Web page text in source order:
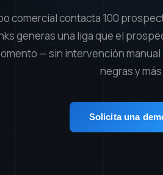
comercial contacta 100
generas una liga que el
— sin intervención manual
negras y más.
Solicita una